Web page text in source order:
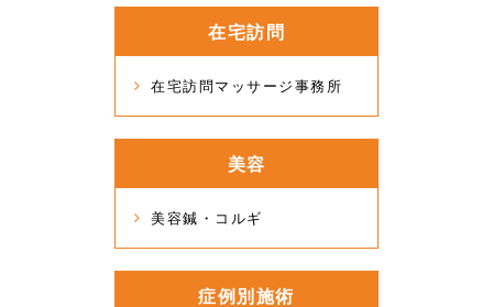
在宅訪問
在宅訪問マッサージ事務所
美容
美容鍼・コルギ
症例別施術